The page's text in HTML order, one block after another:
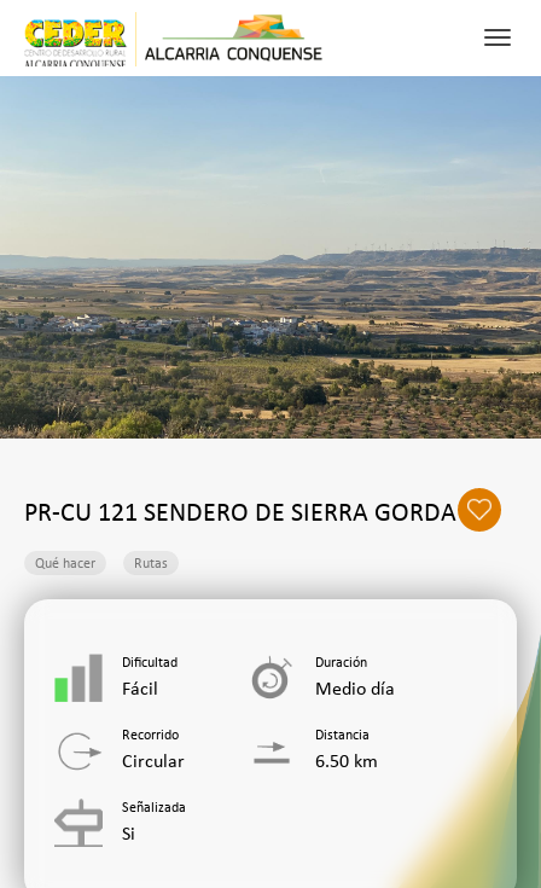
NATURALEZA
ACTIVIDADES PARA DISFRUTAR
CONÓCENOS
PR-CU 121 SENDERO DE SIERRA GORDA
Qué hacer Rutas
Dificultad
Fácil
Duración
Medio día
Recorrido
Circular
Distancia
6.50 km
Señalizada
Si